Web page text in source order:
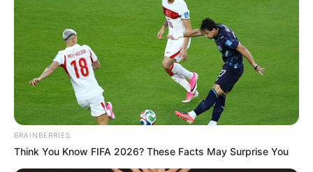
BRAINBERRIES
Think You Know FIFA 2026? These Facts May Surprise You